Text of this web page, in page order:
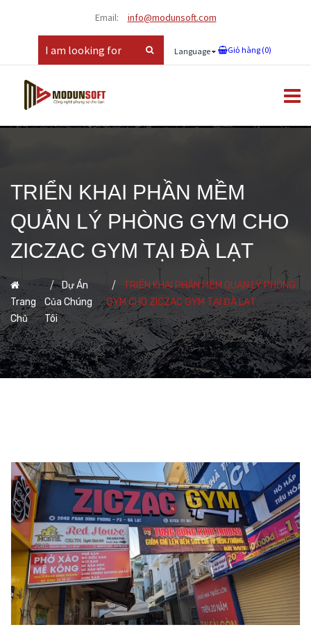
Email: info@modunsoft.com
Language Giỏ hàng (0)
TRIỂN KHAI PHẦN MỀM
QUẢN LÝ PHÒNG GYM CHO
ZICZAC GYM TẠI ĐÀ LẠT
Trang
Chủ
Dự Án
Của Chúng
Tôi
TRIỂN KHAI PHẦN MỀM QUẢN LÝ PHÒNG
GYM CHO ZICZAC GYM TẠI ĐÀ LẠT